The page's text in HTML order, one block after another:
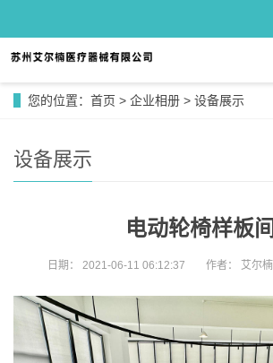
您的位置： 首页 > 企业相册 > 设备展示
设备展示
电动轮椅样板间
日期： 2021-06-11 06:12:37 作者： 艾尔楠